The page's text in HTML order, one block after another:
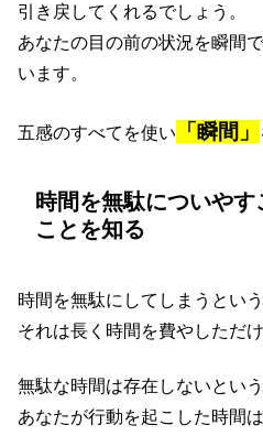
引き戻してくれるでしょう。
あなたの目の前の状況を瞬間
います。
五感のすべてを使い 「瞬間」
時間を無駄についや
ことを知る
時間を無駄にしてしまうとい
それは長く時間を費やしただ
無駄な時間は存在しないとい
あなたが行動を起こした時間